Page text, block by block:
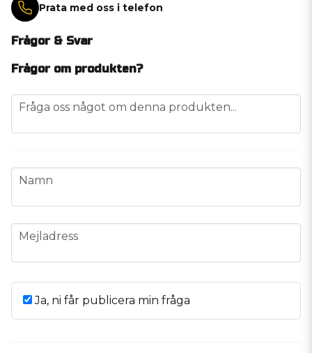
Prata med oss i telefon
Frågor & Svar
Frågor om produkten?
question
Fråga oss något om denna produkten...
name
Namn
email
Mejladress
Ja, ni får publicera min fråga